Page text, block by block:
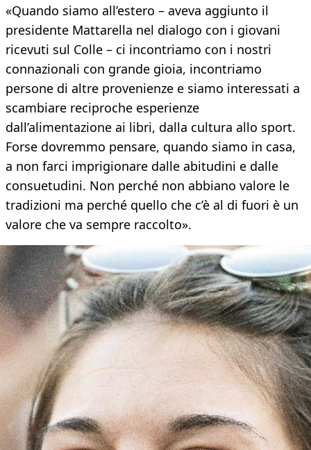
«Quando siamo all’estero – aveva aggiunto il
presidente Mattarella nel dialogo con i giovani
ricevuti sul Colle – ci incontriamo con i nostri
connazionali con grande gioia, incontriamo
persone di altre provenienze e siamo interessati a
scambiare reciproche esperienze
dall’alimentazione ai libri, dalla cultura allo sport.
Forse dovremmo pensare, quando siamo in casa,
a non farci imprigionare dalle abitudini e dalle
consuetudini. Non perché non abbiano valore le
tradizioni ma perché quello che c’è al di fuori è un
valore che va sempre raccolto».